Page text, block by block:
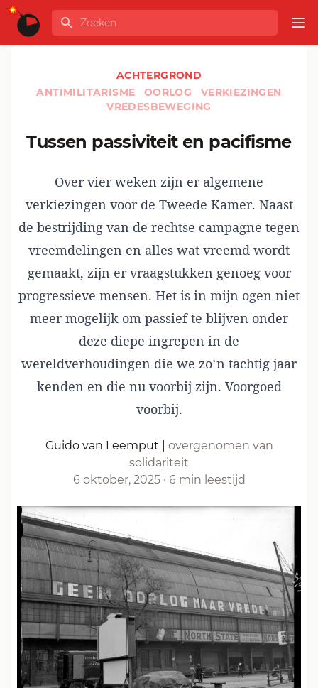
Ga naar de inhoud
GLOBALINFO
Zoeken
ACHTERGROND
ANTIMILITARISME
OORLOG
VERKIEZINGEN
VREDESBEWEGING
Tussen passiviteit en pacifisme
Over vier weken zijn er algemene
verkiezingen voor de Tweede Kamer. Naast
de bestrijding van de rechtse campagne tegen
vreemdelingen en alles wat vreemd wordt
gemaakt, zijn er vraagstukken genoeg voor
progressieve mensen. Het is in mijn ogen niet
meer mogelijk om passief te blijven onder
deze diepe ingrepen in de
wereldverhoudingen die we zo’n tachtig jaar
kenden en die nu voorbij zijn. Voorgoed
voorbij.
Guido van Leemput
overgenomen van
solidariteit
6 oktober, 2025 · 6 min leestijd